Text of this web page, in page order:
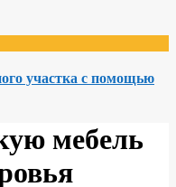
участка с помощью
мебель